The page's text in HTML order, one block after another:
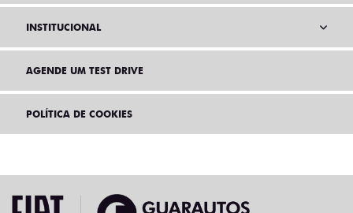
INSTITUCIONAL
AGENDE UM TEST DRIVE
POLÍTICA DE COOKIES